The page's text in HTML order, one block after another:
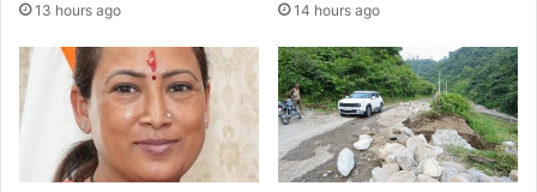
13 hours ago 14 hours ago